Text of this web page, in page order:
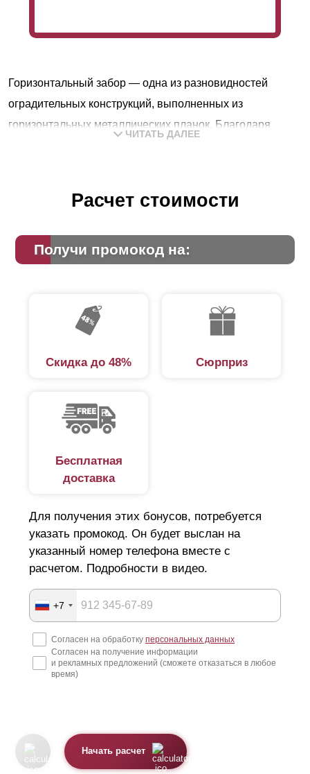
Горизонтальный забор — одна из разновидностей
оградительных конструкций, выполненных из
горизонтальных металлических планок. Благодаря
Перед началом работ проводят точную разметку
направляющих. После чего с помощью кронштейнов
выбранный тип ламелей. В соответствии с размером
Составляющие элементы
Горизонтальный забор реечный из металла, по облику
напоминает жалюзи. Основа конструкции — ламели,
среднем 10—20 мм. Крепления элементов в профилях
доступно тремя способами: фиксаторы, отверстия,
прорези. Этот показатель влияет на
быстровозводимость конструкции.
Виды профиля
В зависимости от типа забора, различают несколько
видов профиля.
конструкций друг от друга — диапазон высоты
элементов.
ЧИТАТЬ ДАЛЕЕ
Расчет стоимости
Получи промокод на:
Скидка до 48% Сюрприз
Бесплатная
доставка
Для получения этих бонусов, потребуется
указать промокод. Он будет выслан на
указанный номер телефона вместе с
расчетом. Подробности в видео.
+7
Согласен на обработку персональных данных
Согласен на получение информации
и рекламных предложений (сможете отказаться в любое
время)
Начать расчет